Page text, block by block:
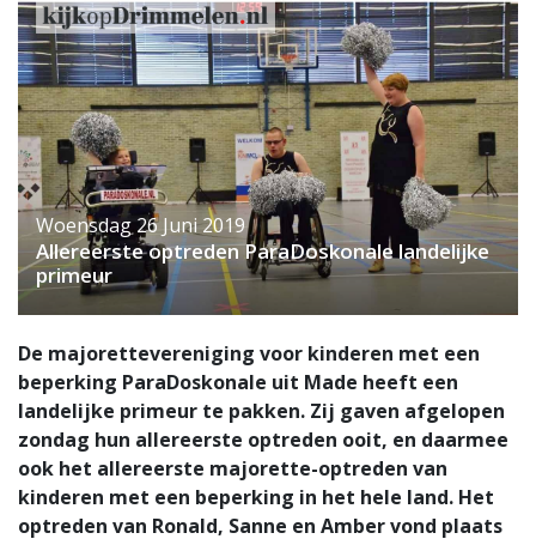
Woensdag 26 Juni 2019
Allereerste optreden ParaDoskonale landelijke
primeur
De majorettevereniging voor kinderen met een
beperking ParaDoskonale uit Made heeft een
landelijke primeur te pakken. Zij gaven afgelopen
zondag hun allereerste optreden ooit, en daarmee
ook het allereerste majorette-optreden van
kinderen met een beperking in het hele land. Het
optreden van Ronald, Sanne en Amber vond plaats